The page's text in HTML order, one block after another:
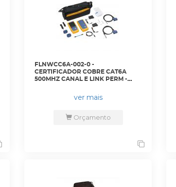
FLNWCC6A-002-0 -
CERTIFICADOR COBRE CAT6A
500MHZ CANAL E LINK PERM -
ver mais
Orçamento